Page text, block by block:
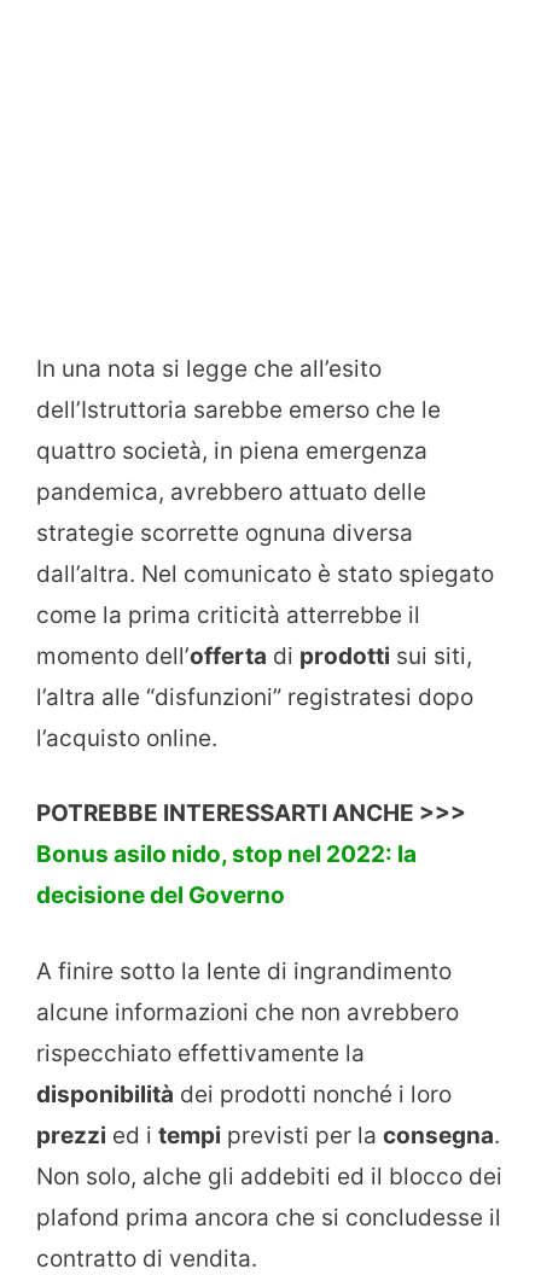
In una nota si legge che all’esito
dell’Istruttoria sarebbe emerso che le
quattro società, in piena emergenza
pandemica, avrebbero attuato delle
strategie scorrette ognuna diversa
dall’altra. Nel comunicato è stato spiegato
come la prima criticità atterrebbe il
momento dell’offerta di prodotti sui siti,
l’altra alle “disfunzioni” registratesi dopo
l’acquisto online.
POTREBBE INTERESSARTI ANCHE >>>
Bonus asilo nido, stop nel 2022: la
decisione del Governo
A finire sotto la lente di ingrandimento
alcune informazioni che non avrebbero
rispecchiato effettivamente la
disponibilità dei prodotti nonché i loro
prezzi ed i tempi previsti per la consegna.
Non solo, alche gli addebiti ed il blocco dei
plafond prima ancora che si concludesse il
contratto di vendita.